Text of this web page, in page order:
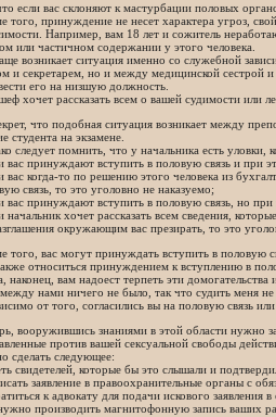
если вас склоняют к мастурбации половых
того, принуждение не несет характера угроз,
Например, вам 18 лет и сожитель
или частичном содержании у этого человека.
возникает ситуация именно со служебной
и секретарем, но и между медицинской сестрой и
его на низшую должность.
хочет рассказать всем о вашей судимости или
что подобная ситуация возникает между
студента на экзамене.
следует помнить, что у начальника есть
вас принуждают вступить в половую связь и при
вас когда-то по решению этого человека из
связь, то это уголовно не наказуемо;
вас принуждают вступить в половую связь, но
начальник хочет рассказать всем сведения,
окружающим вас презирать, то это
того, вас могут принуждать вступить в половую
относиться принуждением к вступлению в
наконец, вам надоест терпеть эти
нами ничего не было, так что судить меня
от того, согласились вы на половую связь или
вооружившись знаниями в этой области нужно
против вашей сексуальной свободы
сделать следующее:
свидетелей, которые бы это слышали и
заявление в правоохранительные органы с
к адвокату для подачи искового заявления в
производить магнитофонную запись ваших